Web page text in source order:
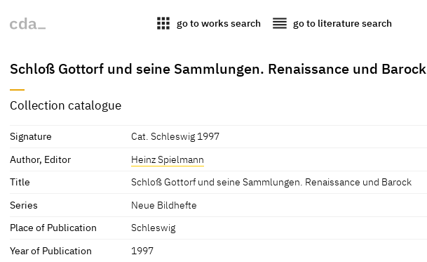
apps go to works search reorder go to literature search
Schloß Gottorf und seine Sammlungen. Renaissance und Barock
Collection catalogue
Signature
Cat. Schleswig 1997
Author, Editor
Heinz Spielmann
Title
Schloß Gottorf und seine Sammlungen. Renaissance und Barock
Series
Neue Bildhefte
Place of Publication
Schleswig
Year of Publication
1997